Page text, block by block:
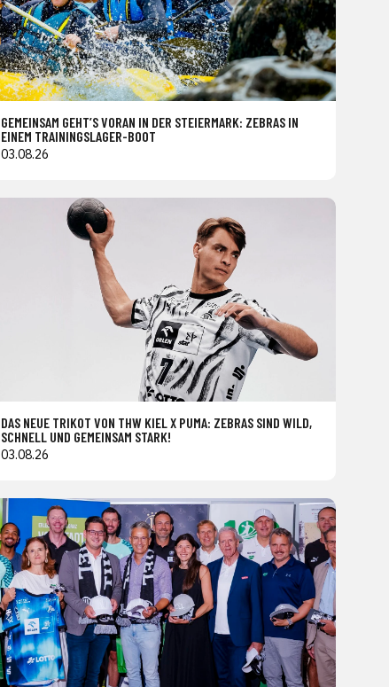
GEMEINSAM GEHT’S VORAN IN DER STEIERMARK: ZEBRAS IN
EINEM TRAININGSLAGER-BOOT
03.08.26
DAS NEUE TRIKOT VON THW KIEL X PUMA: ZEBRAS SIND WILD,
SCHNELL UND GEMEINSAM STARK!
03.08.26